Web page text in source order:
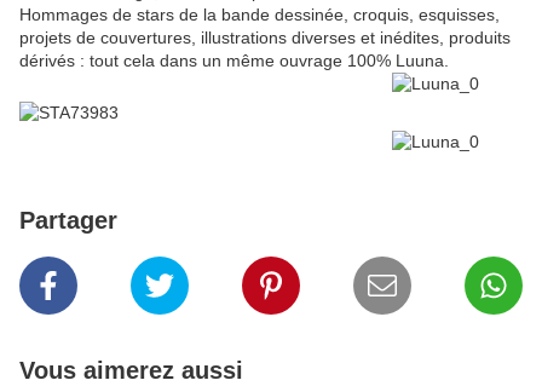
Hommages de stars de la bande dessinée, croquis, esquisses,
projets de couvertures, illustrations diverses et inédites, produits
dérivés : tout cela dans un même ouvrage 100% Luuna.
Partager
Vous aimerez aussi